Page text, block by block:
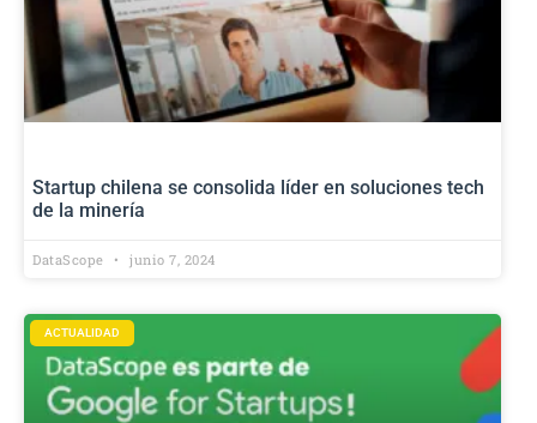
Startup chilena se consolida líder en soluciones tech
de la minería
DataScope junio 7, 2024
ACTUALIDAD